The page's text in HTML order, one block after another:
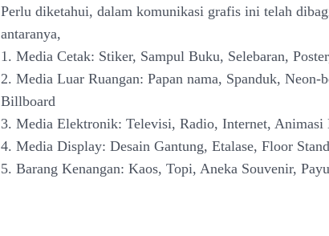
Perlu diketahui, dalam komunikasi grafis ini telah
antaranya,
1. Media Cetak: Stiker, Sampul Buku, Selebaran,
2. Media Luar Ruangan: Papan nama, Spanduk,
Billboard
3. Media Elektronik: Televisi, Radio, Internet, Animasi
4. Media Display: Desain Gantung, Etalase, Floor Stand
5. Barang Kenangan: Kaos, Topi, Aneka Souvenir,